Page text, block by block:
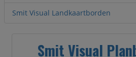
Smit Visual Landkaartborden
Smit Visual